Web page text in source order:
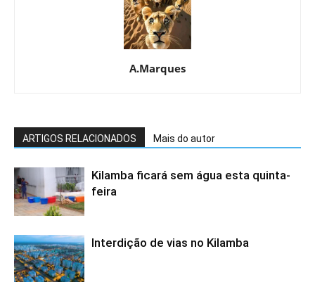
A.Marques
ARTIGOS RELACIONADOS Mais do autor
Kilamba ficará sem água esta quinta-
feira
Interdição de vias no Kilamba